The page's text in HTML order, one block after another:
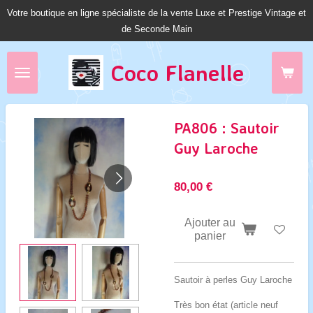
Passer
Coco Flanelle
Votre boutique en ligne spécialiste de la vente Luxe et Prestige Vintage et
de Seconde Main
PA806 : Sautoir
Guy Laroche
80,00 €
Ajouter au
panier
Sautoir à perles Guy Laroche
Très bon état (article neuf